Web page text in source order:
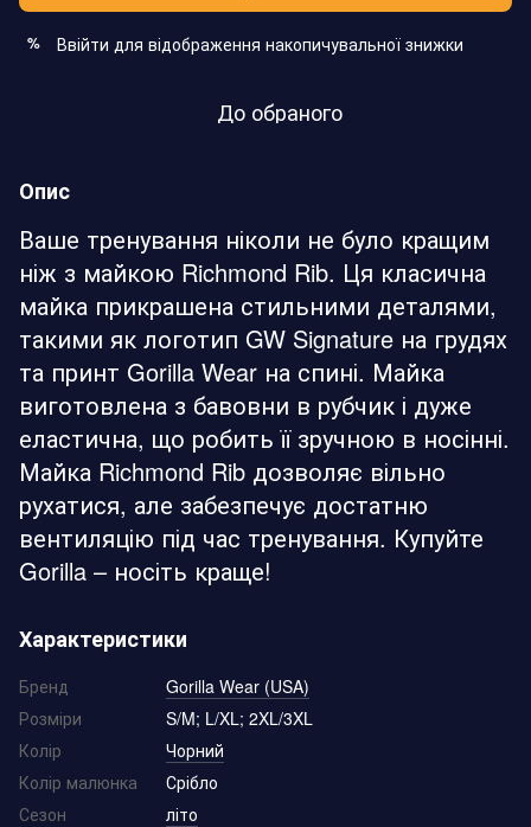
% Ввійти для відображення накопичувальної знижки
До обраного
Опис
Ваше тренування ніколи не було кращим
ніж з майкою Richmond Rib. Ця класична
майка прикрашена стильними деталями,
такими як логотип GW Signature на грудях
та принт Gorilla Wear на спині. Майка
виготовлена з бавовни в рубчик і дуже
еластична, що робить її зручною в носінні.
Майка Richmond Rib дозволяє вільно
рухатися, але забезпечує достатню
вентиляцію під час тренування. Купуйте
Gorilla – носіть краще!
Характеристики
Бренд
Gorilla Wear (USA)
Розміри
S/M; L/XL; 2XL/3XL
Колір
Чорний
Колір малюнка
Срібло
Сезон
літо